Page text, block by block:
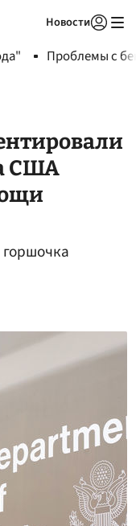
Новости
Проблемы с
США